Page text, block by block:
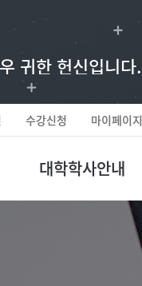
귀한 헌신입니다.
수강신청 마이페이지
대학학사안내